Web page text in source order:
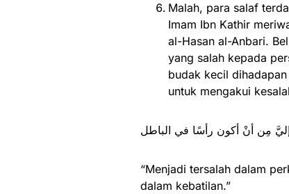
Malah, para salaf
Imam Ibn Kathir
al-Hasan al-Anbari.
yang salah kepada
budak kecil
untuk mengakui
مِن أنْ أكون رأسًا في الباطل
“Menjadi tersalah dalam
dalam kebatilan.”